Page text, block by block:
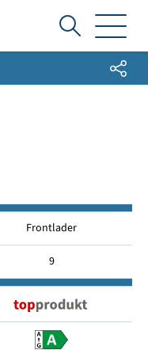
Ich
suche...Share
Frontlader
9